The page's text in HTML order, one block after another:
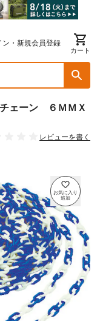
ン・新規会員登録
カート
チェーン ６ＭＭＸ
レビューを書く